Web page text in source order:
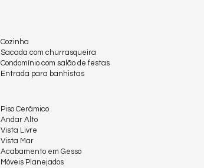
Cozinha
Sacada com churrasqueira
Condomínio com salão de festas
Entrada para banhistas
Piso Cerâmico
Andar Alto
Vista Livre
Vista Mar
Acabamento em Gesso
Móveis Planejados